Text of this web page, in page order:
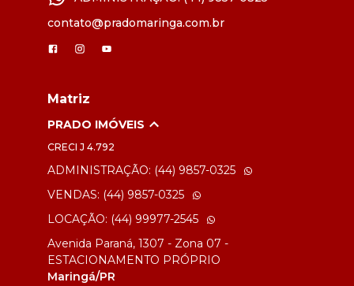
contato@pradomaringa.com.br
Matriz
PRADO IMÓVEIS
CRECI J 4.792
ADMINISTRAÇÃO: (44) 9857-0325
VENDAS: (44) 9857-0325
LOCAÇÃO: (44) 99977-2545
Avenida Paraná, 1307 - Zona 07 -
ESTACIONAMENTO PRÓPRIO
Maringá/PR